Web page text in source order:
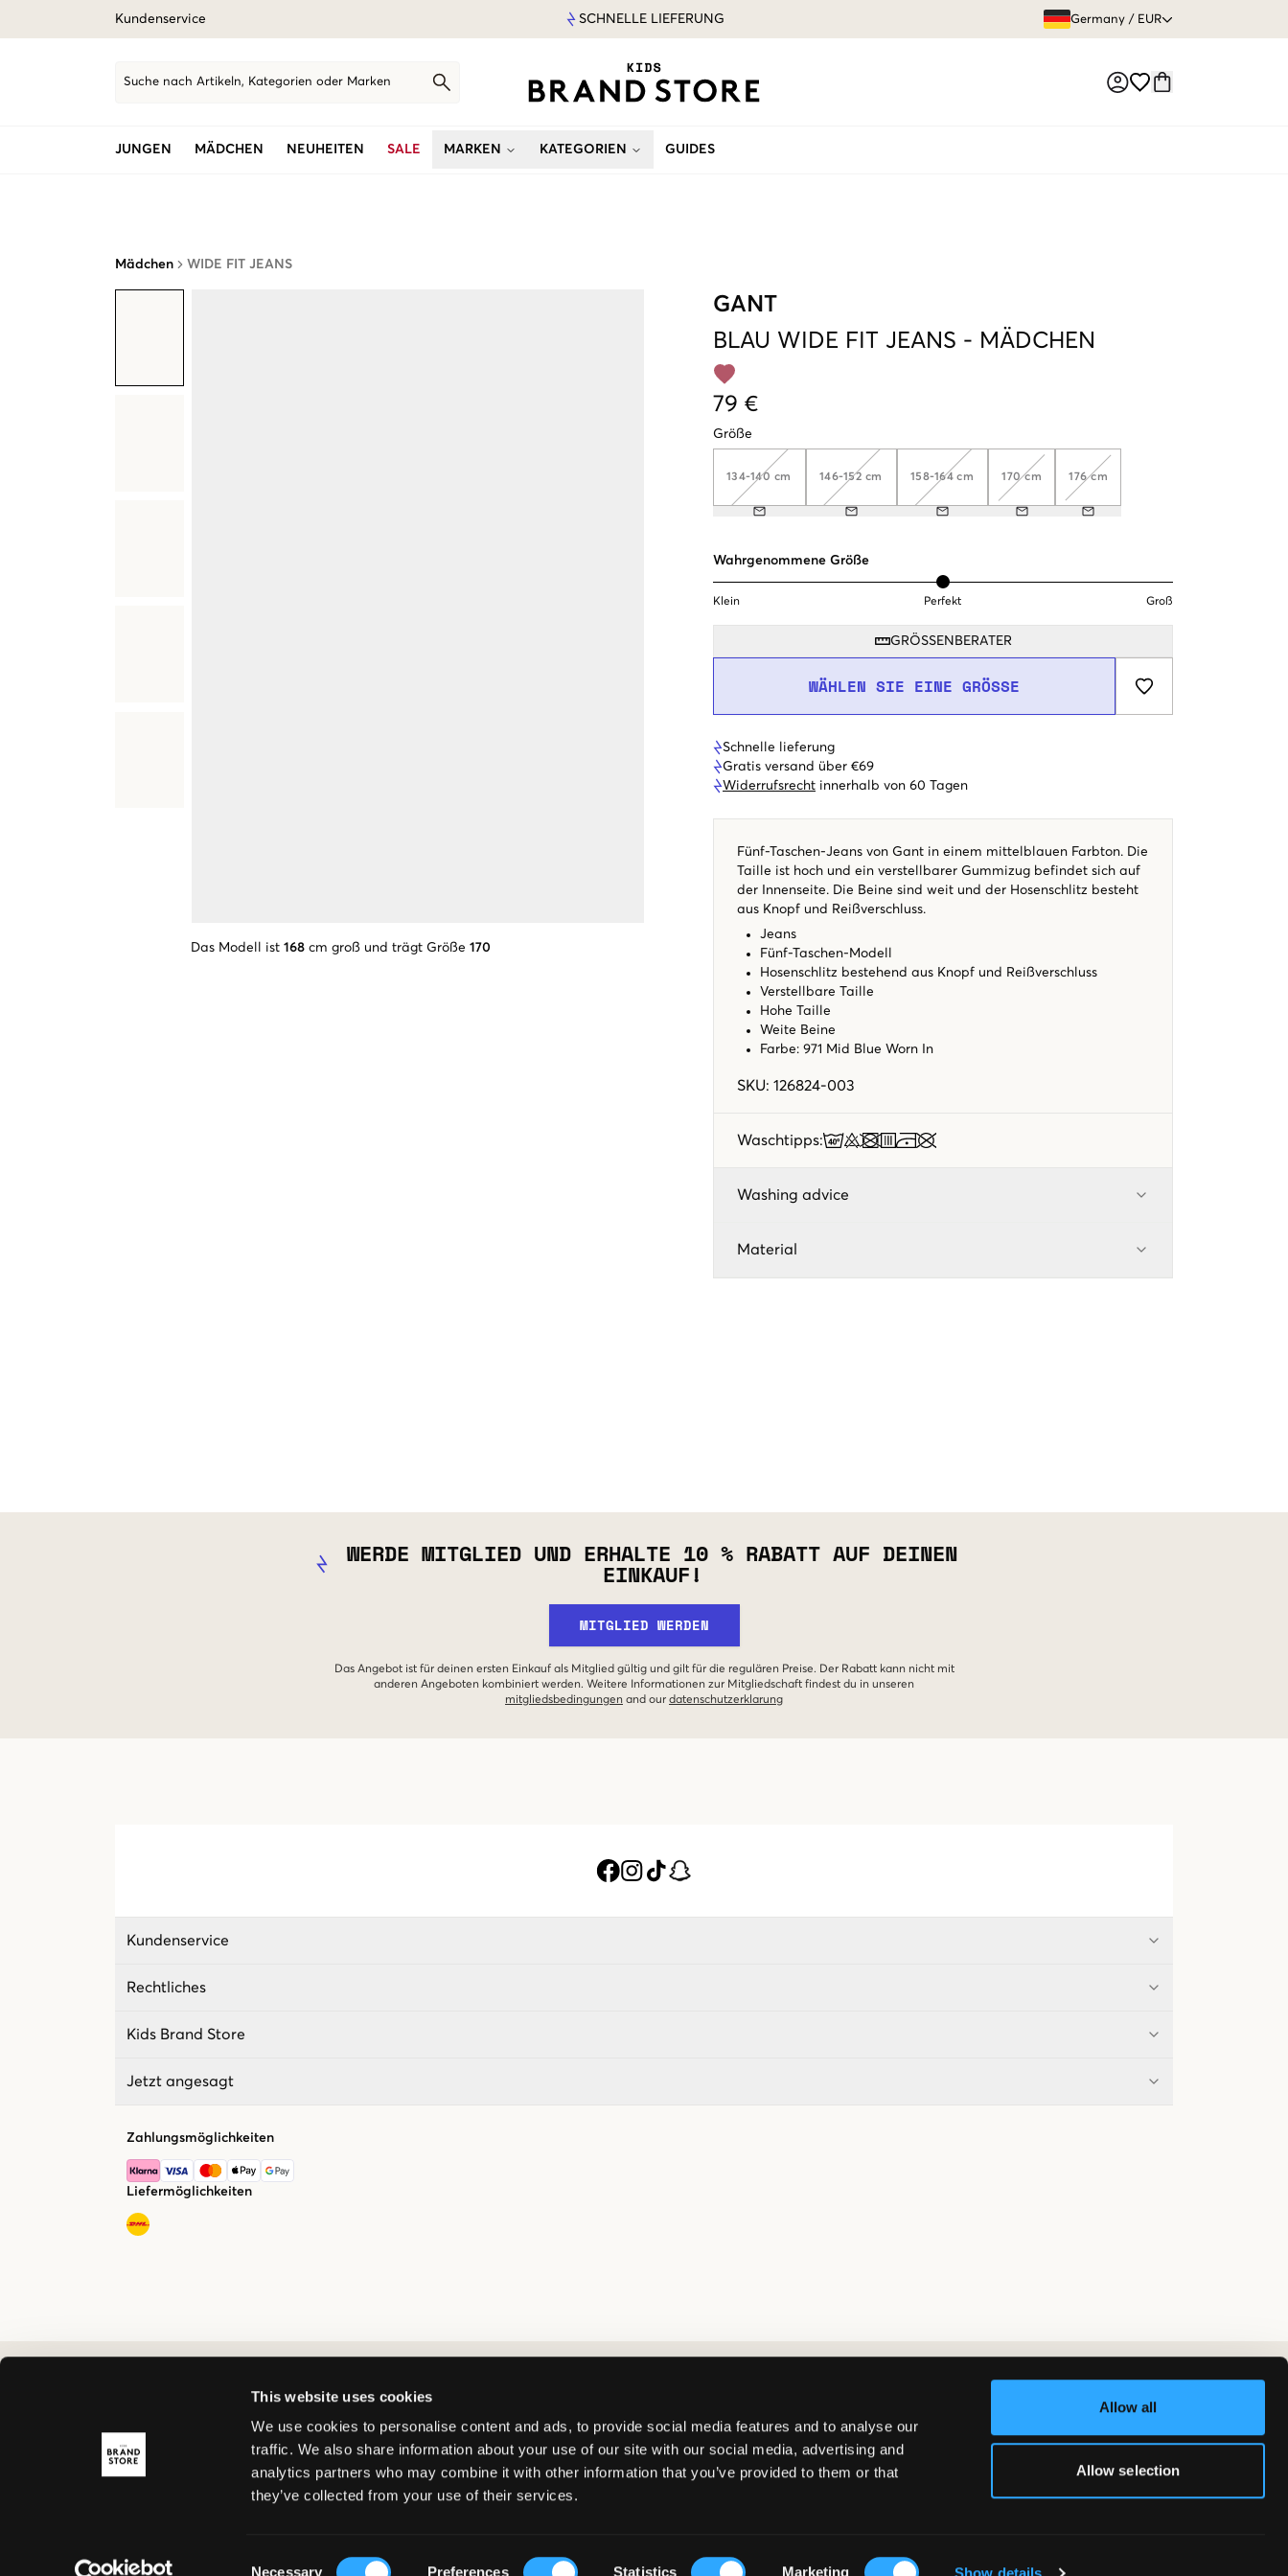
This website uses cookies
We use cookies to personalise content and ads, to provide social media features and to analyse our
traffic. We also share information about your use of our site with our social media, advertising and
analytics partners who may combine it with other information that you’ve provided to them or that
they’ve collected from your use of their services.
Necessary Preferences Statistics Marketing Show details
Allow all
Allow selection
Kundenservice SCHNELLE LIEFERUNG Germany / EUR
Suche nach Artikeln, Kategorien oder Marken
JUNGEN MÄDCHEN NEUHEITEN SALE MARKEN KATEGORIEN GUIDES
Mädchen WIDE FIT JEANS
Das Modell ist 168 cm groß und trägt Größe 170
GANT
BLAU WIDE FIT JEANS - MÄDCHEN
79 €
Größe
134-140 cm 146-152 cm 158-164 cm 170 cm 176 cm
Wahrgenommene Größe
Klein Perfekt Groß
GRÖSSENBERATER
WÄHLEN SIE EINE GRÖSSE
Schnelle lieferung
Gratis versand über €69
Widerrufsrecht innerhalb von 60 Tagen
Fünf-Taschen-Jeans von Gant in einem mittelblauen Farbton. Die
Taille ist hoch und ein verstellbarer Gummizug befindet sich auf
der Innenseite. Die Beine sind weit und der Hosenschlitz besteht
aus Knopf und Reißverschluss.
Jeans
Fünf-Taschen-Modell
Hosenschlitz bestehend aus Knopf und Reißverschluss
Verstellbare Taille
Hohe Taille
Weite Beine
Farbe: 971 Mid Blue Worn In
SKU: 126824-003
Waschtipps:
Washing advice
Material
WERDE MITGLIED UND ERHALTE 10 % RABATT AUF DEINEN
EINKAUF!
MITGLIED WERDEN
Das Angebot ist für deinen ersten Einkauf als Mitglied gültig und gilt für die regulären Preise. Der Rabatt kann nicht mit
anderen Angeboten kombiniert werden. Weitere Informationen zur Mitgliedschaft findest du in unseren
mitgliedsbedingungen and our datenschutzerklarung
Kundenservice
Rechtliches
Kids Brand Store
Jetzt angesagt
Zahlungsmöglichkeiten
Liefermöglichkeiten
© Copyright 2026 Kids Brand Store AB